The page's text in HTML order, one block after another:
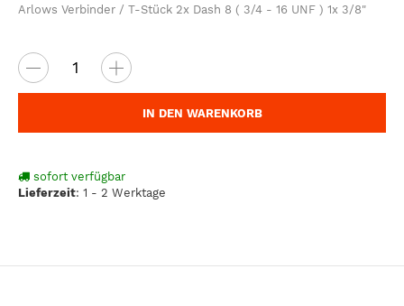
Arlows Verbinder / T-Stück 2x Dash 8 ( 3/4 - 16 UNF ) 1x 3/8"
IN DEN WARENKORB
sofort verfügbar
Lieferzeit: 1 - 2 Werktage